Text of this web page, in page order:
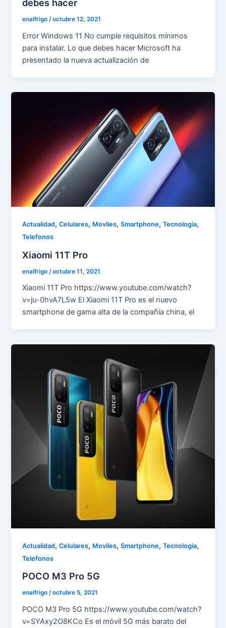
debes hacer
enalfrigo/octubre 12, 2021
Error Windows 11 No cumple requisitos mínimos
para instalar. Lo que debes hacer Microsoft ha
presentado la nueva actualización de
Actualidad,Celulares, Moviles,Smartphone,Tecnologia,
Telefonos
Xiaomi 11T Pro
enalfrigo /octubre 11, 2021
Xiaomi 11T Pro https://www.youtube.com/watch?
v=ju-0hvA7L5w El Xiaomi 11T Pro es el nuevo
smartphone de gama alta de la compañía china, el
Actualidad,Celulares, Moviles,Smartphone,Tecnologia,
Telefonos
POCO M3 Pro 5G
enalfrigo/octubre 5, 2021
POCO M3 Pro 5G https://www.youtube.com/watch?
v=SYAxy2O8KCo Es el móvil 5G más barato del